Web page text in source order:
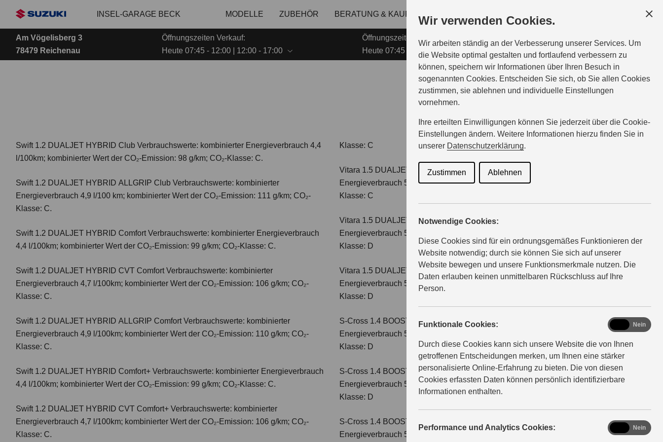
Wir verwenden Cookies.
Wir arbeiten ständig an der Verbesserung unserer Services. Um
die Website optimal gestalten und fortlaufend verbessern zu
können, speichern wir Informationen über Ihren Besuch in
sogenannten Cookies. Entscheiden Sie sich, ob Sie allen Cookies
zustimmen, sie ablehnen und individuelle Einstellungen
vornehmen.
Ihre erteilten Einwilligungen können Sie jederzeit über die Cookie-
Einstellungen ändern. Weitere Informationen hierzu finden Sie in
unserer Datenschutzerklärung.
Zustimmen Ablehnen
Notwendige Cookies:
Diese Cookies sind für ein ordnungsgemäßes Funktionieren der
Website notwendig; durch sie können Sie sich auf unserer
Website bewegen und unsere Funktionsmerkmale nutzen. Die
Daten erlauben keinen unmittelbaren Rückschluss auf Ihre
Person.
Funktionale Cookies:
Durch diese Cookies kann sich unsere Website die von Ihnen
getroffenen Entscheidungen merken, um Ihnen eine stärker
personalisierte Online-Erfahrung zu bieten. Die von diesen
Cookies erfassten Daten können persönlich identifizierbare
Informationen enthalten.
functional
Nein
Performance und Analytics Cookies: analyticsNein
Hauptinhalt
INSEL-GARAGE BECK MODELLE ZUBEHÖR BERATUNG & KAUF
Am Vögelisberg 3
78479 Reichenau
Öffnungszeiten Verkauf:
Heute 07:45 - 12:00 | 12:00 - 17:00
Öffnungszeiten Service:
Heute 07:45 - 12:00 | 13:00 - 17:00
beck@suzuki-handel.de
Swift 1.2 DUALJET HYBRID Club Verbrauchswerte: kombinierter Energieverbrauch 4,4
l/100km; kombinierter Wert der CO₂-Emission: 98 g/km; CO₂-Klasse: C.
Swift 1.2 DUALJET HYBRID ALLGRIP Club Verbrauchswerte: kombinierter
Energieverbrauch 4,9 l/100 km; kombinierter Wert der CO₂-Emission: 111 g/km; CO₂-
Klasse: C.
Swift 1.2 DUALJET HYBRID ComfortVerbrauchswerte: kombinierter Energieverbrauch
4,4 l/100km; kombinierter Wert der CO₂-Emission: 99 g/km; CO₂-Klasse: C.
Swift 1.2 DUALJET HYBRID CVT ComfortVerbrauchswerte: kombinierter
Energieverbrauch 4,7 l/100km; kombinierter Wert der CO₂-Emission: 106 g/km; CO₂-
Klasse: C.
Swift 1.2 DUALJET HYBRID ALLGRIP ComfortVerbrauchswerte: kombinierter
Energieverbrauch 4,9 l/100km; kombinierter Wert der CO₂-Emission: 110 g/km; CO₂-
Klasse: C.
Swift 1.2 DUALJET HYBRID Comfort+ Verbrauchswerte: kombinierter Energieverbrauch
4,4 l/100km; kombinierter Wert der CO₂-Emission: 99 g/km; CO₂-Klasse: C.
Swift 1.2 DUALJET HYBRID CVT Comfort+ Verbrauchswerte: kombinierter
Energieverbrauch 4,7 l/100km; kombinierter Wert der CO₂-Emission: 106 g/km; CO₂-
Klasse: C.
Klasse: C
Vitara 1.5 DUALJET HYBRID AGS Comfort+Verbrauchswerte: kombinierter
Energieverbrauch 5,0 l/100km; kombinierter Wert der CO₂-Emission: 114 g/km; CO₂-
Klasse: C
Vitara 1.5 DUALJET HYBRID ALLGRIP AGS Comfort
Energieverbrauch 5,6 l/100km; kombinierter Wert der CO₂-Emission: 126 g/km; CO₂-
Klasse: D
Vitara 1.5 DUALJET HYBRID ALLGRIP AGS Comfort+
Energieverbrauch 5,6 l/100km; kombinierter Wert der CO₂-Emission: 127 g/km; CO₂-
Klasse: D
S-Cross 1.4 BOOSTERJET HYBRID EditionVerbrauchswerte: kombinierter
Energieverbrauch 5,4 l/100 km; kombinierter Wert der CO2-Emission: 121 g/km; CO2-
Klasse: D
S-Cross 1.4 BOOSTERJET HYBRID ComfortVerbrauchswerte: kombinierter
Energieverbrauch 5,4 l/100 km; kombinierter Wert der CO2-Emission: 121 g/km; CO2-
Klasse: D
S-Cross 1.4 BOOSTERJET HYBRID AT Comfort
Verbrauchswerte: kombinierter
Energieverbrauch 5,8 l/100 km; kombinierter Wert der CO2-Emission: 132 g/km; CO2-